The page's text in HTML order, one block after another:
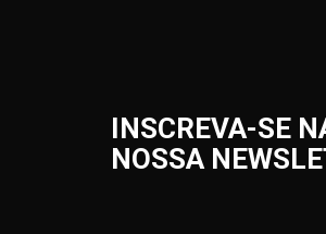
INSCREVA-SE
NOSSA